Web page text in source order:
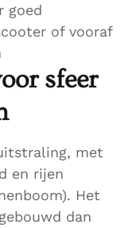
goed
of vooraf
sfeer
met
en rijen
Het
dan